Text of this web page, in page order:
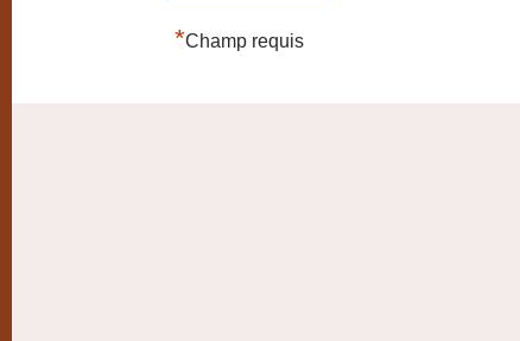
*Champ requis